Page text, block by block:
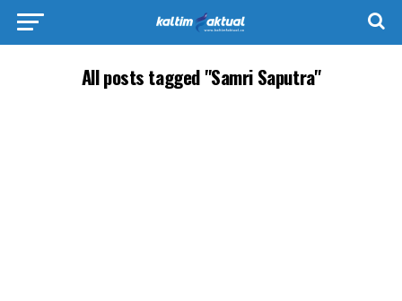
All posts tagged "Samri Saputra"